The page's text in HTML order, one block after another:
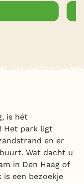
is hét
Het park ligt
en er
Wat dacht u
in Den Haag of
is een bezoekje